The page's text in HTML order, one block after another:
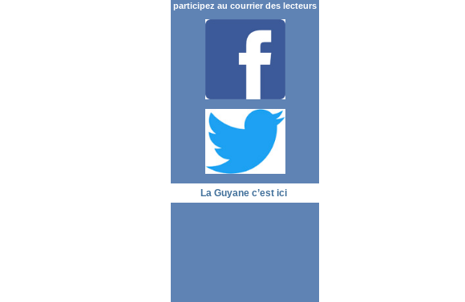
participez au courrier des lecteurs
La Guyane c’est ici